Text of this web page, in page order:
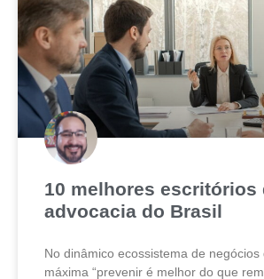
10 melhores escritórios
advocacia do Brasil
No dinâmico ecossistema de negócios
máxima “prevenir é melhor do que